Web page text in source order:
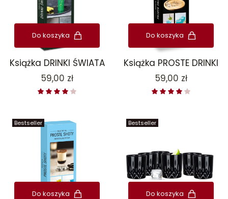
Do koszyka
Książka DRINKI ŚWIATA
Cena
59,00 zł
Do koszyka
Książka PROSTE DRINKI
Cena
59,00 zł
Bestseller
Do koszyka
Bestseller
Do koszyka